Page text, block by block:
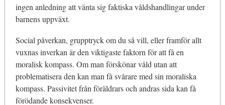
ingen anledning att vänta sig faktiska våldshandlingar under
barnens uppväxt.
Social påverkan, grupptryck om du så vill, eller framför allt
vuxnas inverkan är den viktigaste faktorn för att få en
moralisk kompass. Om man förskönar våld utan att
problematisera den kan man få svårare med sin moraliska
kompass. Passivitet från föräldrars och andras sida kan få
förödande konsekvenser.